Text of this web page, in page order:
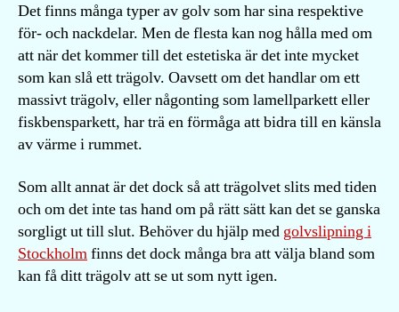
Det finns många typer av golv som har sina respektive
för- och nackdelar. Men de flesta kan nog hålla med om
att när det kommer till det estetiska är det inte mycket
som kan slå ett trägolv. Oavsett om det handlar om ett
massivt trägolv, eller någonting som lamellparkett eller
fiskbensparkett, har trä en förmåga att bidra till en känsla
av värme i rummet.
Som allt annat är det dock så att trägolvet slits med tiden
och om det inte tas hand om på rätt sätt kan det se ganska
sorgligt ut till slut. Behöver du hjälp med golvslipning i
Stockholmfinns det dock många bra att välja bland som
kan få ditt trägolv att se ut som nytt igen.